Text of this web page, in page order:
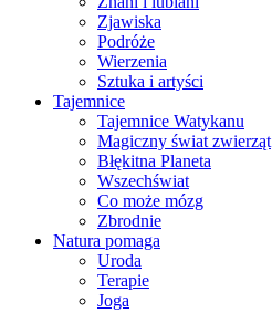
Zjawiska
Podróże
Wierzenia
Sztuka i artyści
Tajemnice
Tajemnice Watykanu
Magiczny świat zwierząt
Błękitna Planeta
Wszechświat
Co może mózg
Zbrodnie
Natura pomaga
Uroda
Terapie
Joga